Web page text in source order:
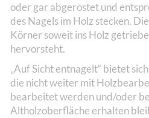
oder gar abgerostet und
des Nagels im Holz stecken.
Körner soweit ins Holz
hervorsteht.
„Auf Sicht entnagelt“ bietet
die nicht weiter mit
bearbeitet werden und/oder
Altholzoberfläche erhalten